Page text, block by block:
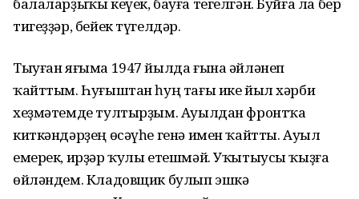
тигеҙҙәр, бейек түгелдәр.
Тыуған яғыма 1947 йылда ғына әйләнеп
ҡайттым. Һуғыштан һуң тағы ике йыл хәрби
хеҙмәтемде тултырҙым. Ауылдан фронтҡа
киткәндәрҙең өсәүһе генә имен ҡайтты. Ауыл
емерек, ирҙәр ҡулы етешмәй. Уҡытыусы ҡыҙға
өйләндем. Кладовщик булып эшкә